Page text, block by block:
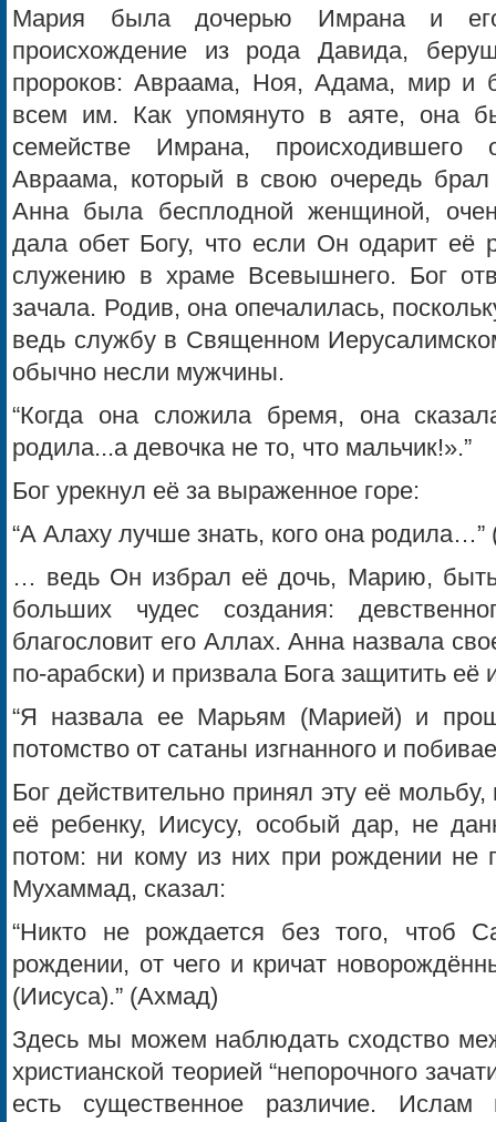
Мария была дочерью Имрана и
происхождение из рода Давида,
пророков: Авраама, Ноя, Адама, мир и
всем им. Как упомянуто в аяте, она
семействе Имрана, происходившего
Авраама, который в свою очередь
Анна была бесплодной женщиной,
дала обет Богу, что если Он одарит её
служению в храме Всевышнего. Бог
зачала. Родив, она опечалилась,
ведь службу в Священном
обычно несли мужчины.
“Когда она сложила бремя, она
родила...а девочка не то, что мальчик!».”
Бог урекнул её за выраженное горе:
“А Алаху лучше знать, кого она родила…”
… ведь Он избрал её дочь, Марию,
больших чудес создания:
благословит его Аллах. Анна назвала
по-арабски) и призвала Бога защитить её
“Я назвала ее Марьям (Марией) и
потомство от сатаны изгнанного и
Бог действительно принял эту её
её ребенку, Иисусу, особый дар, не
потом: ни кому из них при рождении не
Мухаммад, сказал:
“Никто не рождается без того, чтоб
рождении, от чего и кричат
(Иисуса).” (Ахмад)
Здесь мы можем наблюдать сходство
христианской теорией “непорочного
есть существенное различие. Ислам